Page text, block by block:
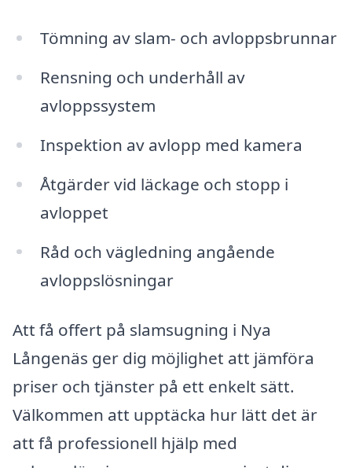
Tömning av slam- och avloppsbrunnar
Rensning och underhåll av
avloppssystem
Inspektion av avlopp med kamera
Åtgärder vid läckage och stopp i
avloppet
Råd och vägledning angående
avloppslösningar
Att få offert på slamsugning i Nya
Långenäs ger dig möjlighet att jämföra
priser och tjänster på ett enkelt sätt.
Välkommen att upptäcka hur lätt det är
att få professionell hjälp med